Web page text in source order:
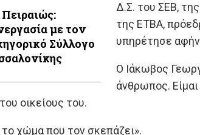
Πειραιώς:
με τον
Σύλλογο
Δ.Σ. του ΣΕΒ,
της ΕΤΒΑ,
υπηρέτησε
Ο Ιάκωβος
άνθρωπος.
οικείους του.
χώμα που τον σκεπάζει».